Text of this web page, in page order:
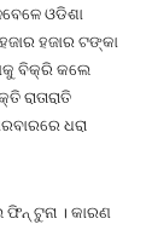
ଓଡିଶା
ହଜାର ଟଙ୍କା
ବିକ୍ରି କଲେ
ରାତାରାତି
ଧରା
ଟୁନା । କାରଣ